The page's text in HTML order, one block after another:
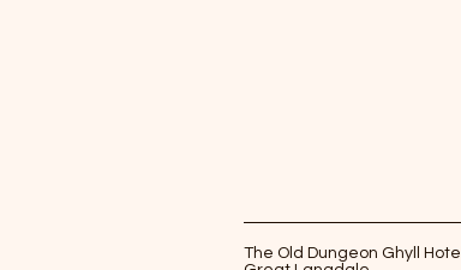
The Old Dungeon Ghyll Hotel